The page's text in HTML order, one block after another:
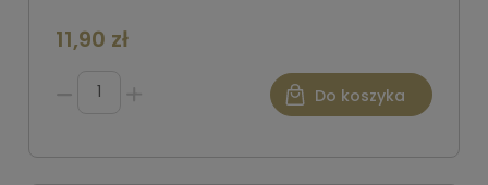
11,90 zł
Do koszyka